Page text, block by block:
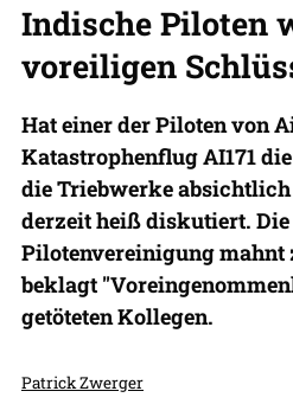
Indische Piloten
voreiligen
Hat einer der Piloten von
Katastrophenflug AI171
die Triebwerke
derzeit heiß diskutiert.
Pilotenvereinigung
beklagt
getöteten Kollegen.
Patrick Zwerger